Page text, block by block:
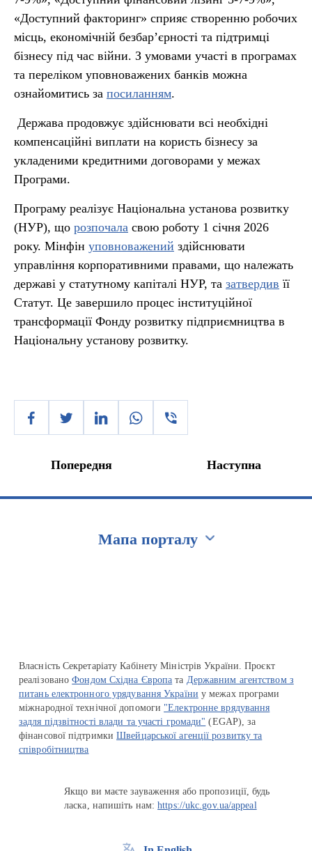
«Доступний факторинг» сприяє створенню робочих
місць, економічній безбар’єрності та підтримці
бізнесу під час війни. З умовами участі в програмах
та переліком уповноважених банків можна
ознайомитись за посиланням.
Держава продовжує здійснювати всі необхідні
компенсаційні виплати на користь бізнесу за
укладеними кредитними договорами у межах
Програми.
Програму реалізує Національна установа розвитку
(НУР), що розпочала свою роботу 1 січня 2026
року. Мінфін уповноважений здійснювати
управління корпоративними правами, що належать
державі у статутному капіталі НУР, та затвердив її
Статут. Це завершило процес інституційної
трансформації Фонду розвитку підприємництва в
Національну установу розвитку.
Попередня Наступна
Мапа порталу
Власність Секретаріату Кабінету Міністрів України. Проєкт
реалізованоФондом Східна Європа та Державним агентством з
питань електронного урядування України у межах програми
міжнародної технічної допомоги "Електронне врядування
задля підзвітності влади та участі громади" (EGAP), за
фінансової підтримкиШвейцарської агенції розвитку та
співробітництва
Якщо ви маєте зауваження або пропозиції, будь
ласка, напишіть нам:https://ukc.gov.ua/appeal